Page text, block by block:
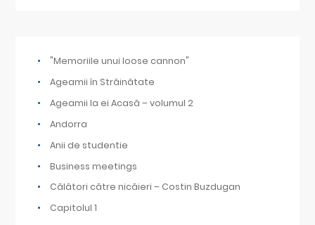
"Memoriile unui loose cannon"
Ageamii în Străinătate
Ageamii la ei Acasă – volumul 2
Andorra
Anii de studentie
Business meetings
Călători către nicăieri – Costin Buzdugan
Capitolul 1